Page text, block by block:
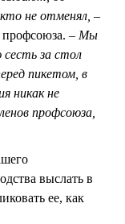
не отменял, –
профсоюза. – Мы
сесть за стол
пикетом, в
никак не
профсоюза,
выслать в
ее, как